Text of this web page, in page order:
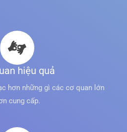
hiệu quả
hơn những gì các cơ quan lớn
cung cấp.